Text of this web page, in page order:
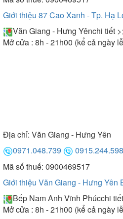
Giới thiệu 87 Cao Xanh - Tp. Hạ
Văn Giang - Hưng Yênchi tiết
Mở cửa : 8h - 21h00 (kể cả ngày
Địa chỉ: Văn Giang - Hưng Yên
0971.048.739
0915.244.598
Mã số thuế: 0900469517
Giới thiệu Văn Giang - Hưng Yên
Bếp Nam Anh Vĩnh Phúcchi
Mở cửa : 8h - 21h00 (kể cả ngày